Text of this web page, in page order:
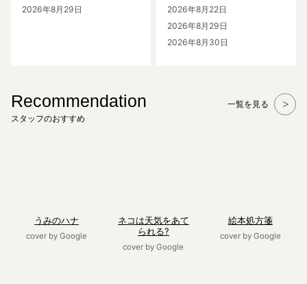
2026年8月29日
2026年8月22日
2026年8月29日
2026年8月30日
Recommendation
スタッフのおすすめ
一覧を見る
うみのハナ
cover by Google
ネコは天気をあて
られる?
cover by Google
絵本処方箋
cover by Google